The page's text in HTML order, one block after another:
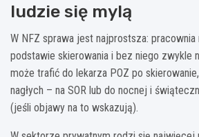
ludzie się mylą
W NFZ sprawa jest najprostsza: pracownia
podstawie skierowania i bez niego zwykle
może trafić do lekarza POZ po
nagłych – na SOR lub do nocnej i
(jeśli objawy na to wskazują).